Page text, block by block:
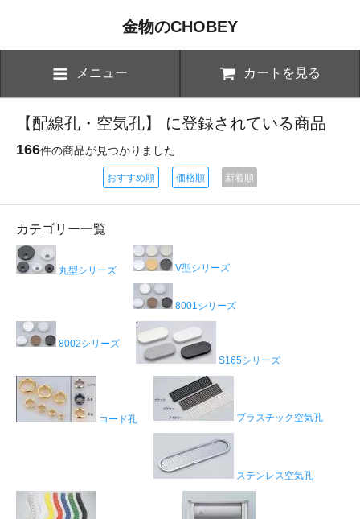
金物のCHOBEY
メニュー カートを見る
【配線孔・空気孔】 に登録されている商品
166件の商品が見つかりました
おすすめ順 価格順 新着順
カテゴリー一覧
丸型シリーズ V型シリーズ
8001シリーズ
8002シリーズ
S165シリーズ
コード孔 プラスチック空気孔
ステンレス空気孔